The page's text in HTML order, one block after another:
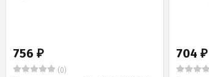
756 ₽
(0)
704 ₽